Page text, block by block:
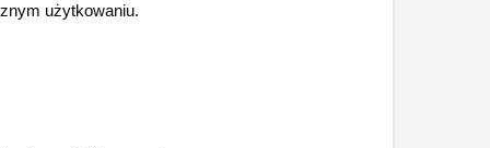
użytkowaniu.